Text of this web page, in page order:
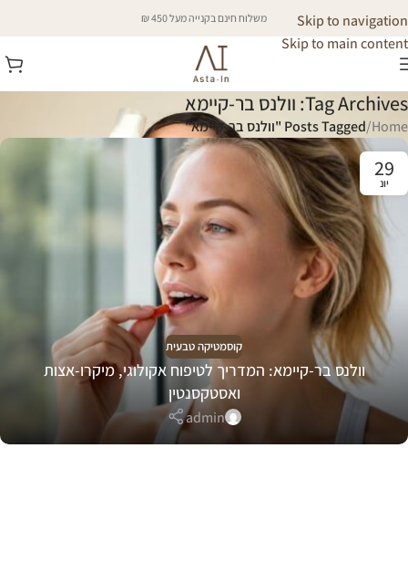
Skip to navigation
Skip to main content
משלוח חינם בקנייה מעל 450 ₪
Tag Archives: וולנס בר-קיימא
Home
/Posts Tagged "וולנס בר-קיימא"
29
יונ
קוסמטיקה טבעית
וולנס בר-קיימא: המדריך לטיפוח אקולוגי, מיקרו-אצות
ואסטקסנטין
admin